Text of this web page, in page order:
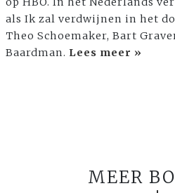
als Ik zal verdwijnen in het
Theo Schoemaker, Bart
Baardman. Lees meer »
MEER